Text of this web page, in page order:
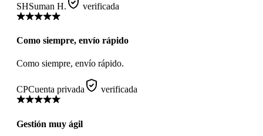
SHSuman H. verificada
Como siempre, envío rápido
Como siempre, envío rápido.
CPCuenta privada verificada
Gestión muy ágil